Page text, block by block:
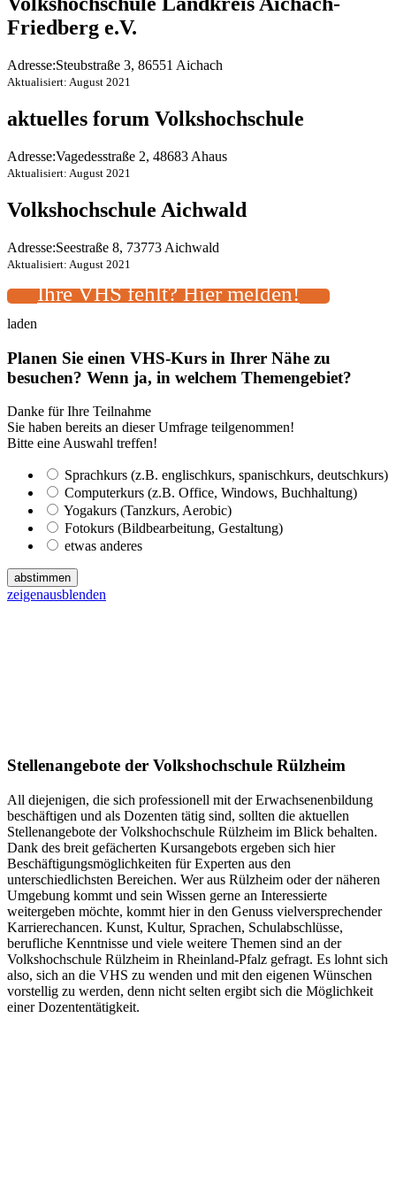
Friedberg e.V.
Adresse:Steubstraße 3, 86551 Aichach
Aktualisiert: August 2021
aktuelles forum Volkshochschule
Adresse:Vagedesstraße 2, 48683 Ahaus
Aktualisiert: August 2021
Volkshochschule Aichwald
Adresse:Seestraße 8, 73773 Aichwald
Aktualisiert: August 2021
Ihre VHS fehlt? Hier melden!
laden
Planen Sie einen VHS-Kurs in Ihrer Nähe zu
besuchen? Wenn ja, in welchem Themengebiet?
Danke für Ihre Teilnahme
Sie haben bereits an dieser Umfrage teilgenommen!
Bitte eine Auswahl treffen!
Sprachkurs (z.B. englischkurs, spanischkurs, deutschkurs)
Computerkurs (z.B. Office, Windows, Buchhaltung)
Yogakurs (Tanzkurs, Aerobic)
Fotokurs (Bildbearbeitung, Gestaltung)
etwas anderes
abstimmen
zeigenausblenden
Stellenangebote der Volkshochschule Rülzheim
All diejenigen, die sich professionell mit der Erwachsenenbildung
beschäftigen und als Dozenten tätig sind, sollten die aktuellen
Stellenangebote der Volkshochschule Rülzheim im Blick behalten.
Dank des breit gefächerten Kursangebots ergeben sich hier
Beschäftigungsmöglichkeiten für Experten aus den
unterschiedlichsten Bereichen. Wer aus Rülzheim oder der näheren
Umgebung kommt und sein Wissen gerne an Interessierte
weitergeben möchte, kommt hier in den Genuss vielversprechender
Karrierechancen. Kunst, Kultur, Sprachen, Schulabschlüsse,
berufliche Kenntnisse und viele weitere Themen sind an der
Volkshochschule Rülzheim in Rheinland-Pfalz gefragt. Es lohnt sich
also, sich an die VHS zu wenden und mit den eigenen Wünschen
vorstellig zu werden, denn nicht selten ergibt sich die Möglichkeit
einer Dozententätigkeit.